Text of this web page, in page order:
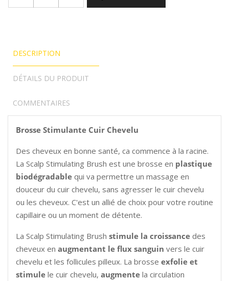
DESCRIPTION
DÉTAILS DU PRODUIT
COMMENTAIRES
Brosse Stimulante Cuir Chevelu
Des cheveux en bonne santé, ca commence à la racine.
La Scalp Stimulating Brush est une brosse en plastique
biodégradable qui va permettre un massage en
douceur du cuir chevelu, sans agresser le cuir chevelu
ou les cheveux. C'est un allié de choix pour votre routine
capillaire ou un moment de détente.
La Scalp Stimulating Brush stimule la croissance des
cheveux en augmentant le flux sanguin vers le cuir
chevelu et les follicules pilleux. La brosse exfolie et
stimule le cuir chevelu, augmente la circulation